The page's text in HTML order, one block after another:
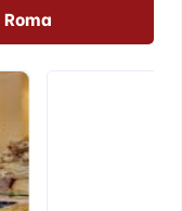
Roma